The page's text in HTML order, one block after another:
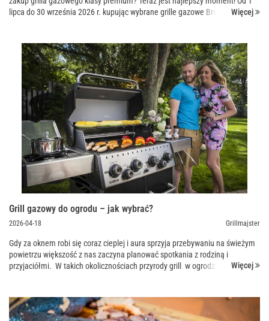
lipca do 30 września 2026 r. kupując wybrane grille gazowe Broil King,Więcej
Grill gazowy do ogrodu – jak wybrać?
2026-04-18 Grillmajster
Gdy za oknem robi się coraz cieplej i aura sprzyja przebywaniu na świeżym
powietrzu większość z nas zaczyna planować spotkania z rodziną i
przyjaciółmi. W takich okolicznościach przyrody grill w ogrodzie i pyszne
Więcej